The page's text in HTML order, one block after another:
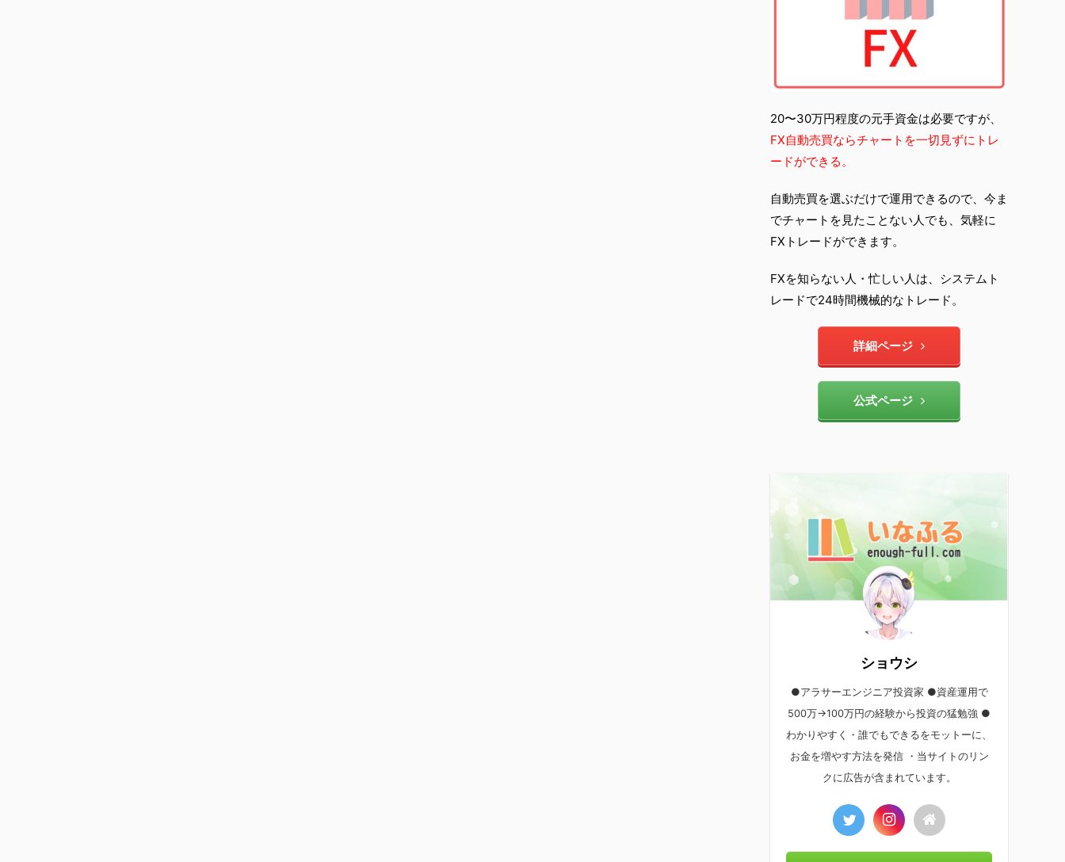
20〜30万円程度の元手資金は必要ですが、
FX自動売買ならチャートを一切見ずにトレ
ードができる。
自動売買を選ぶだけで運用できるので、今ま
でチャートを見たことない人でも、気軽に
FXトレードができます。
FXを知らない人・忙しい人は、システムト
レードで24時間機械的なトレード。
詳細ページ
公式ページ
ショウシ
●アラサーエンジニア投資家 ●資産運用で
500万→100万円の経験から投資の猛勉強 ●
わかりやすく・誰でもできるをモットーに、
お金を増やす方法を発信 ・当サイトのリン
クに広告が含まれています。